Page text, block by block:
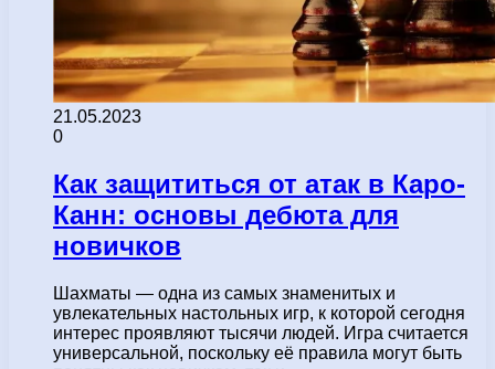
21.05.2023
0
Как защититься от атак в Каро-
Канн: основы дебюта для
новичков
Шахматы — одна из самых знаменитых и
увлекательных настольных игр, к которой сегодня
интерес проявляют тысячи людей. Игра считается
универсальной, поскольку её правила могут быть